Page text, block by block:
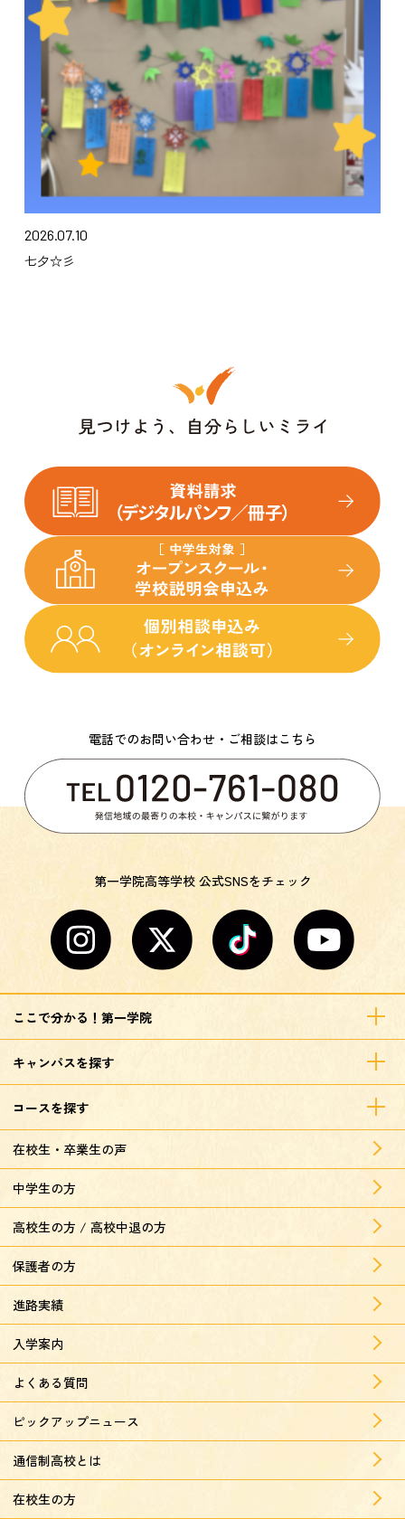
2026.07.10
七夕☆彡
電話でのお問い合わせ・ご相談はこちら
第一学院高等学校 公式SNSをチェック
ここで分かる！第一学院
キャンパスを探す
コースを探す
在校生・卒業生の声
中学生の方
高校生の方 / 高校中退の方
保護者の方
進路実績
入学案内
よくある質問
ピックアップニュース
通信制高校とは
在校生の方